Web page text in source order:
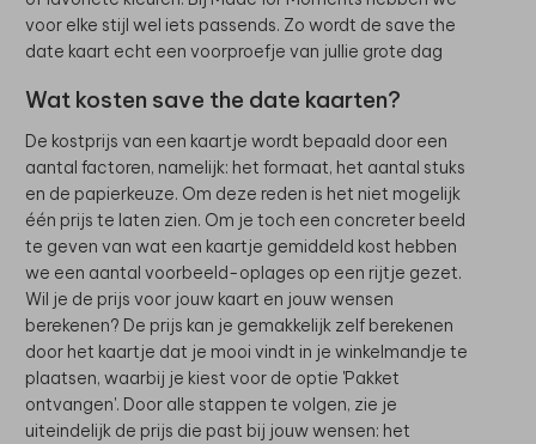
voor elke stijl wel iets passends. Zo wordt de save the
date kaart echt een voorproefje van jullie grote dag
Wat kosten save the date kaarten?
De kostprijs van een kaartje wordt bepaald door een
aantal factoren, namelijk: het formaat, het aantal stuks
en de papierkeuze. Om deze reden is het niet mogelijk
één prijs te laten zien. Om je toch een concreter beeld
te geven van wat een kaartje gemiddeld kost hebben
we een aantal voorbeeld-oplages op een rijtje gezet.
Wil je de prijs voor jouw kaart en jouw wensen
berekenen? De prijs kan je gemakkelijk zelf berekenen
door het kaartje dat je mooi vindt in je winkelmandje te
plaatsen, waarbij je kiest voor de optie 'Pakket
ontvangen'. Door alle stappen te volgen, zie je
uiteindelijk de prijs die past bij jouw wensen: het